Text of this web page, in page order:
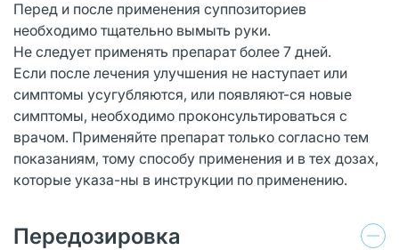
Перед и после применения суппозиториев
необходимо тщательно вымыть руки.
Не следует применять препарат более 7 дней.
Если после лечения улучшения не наступает или
симптомы усугубляются, или появляют-ся новые
симптомы, необходимо проконсультироваться с
врачом. Применяйте препарат только согласно тем
показаниям, тому способу применения и в тех дозах,
которые указа-ны в инструкции по применению.
Передозировка